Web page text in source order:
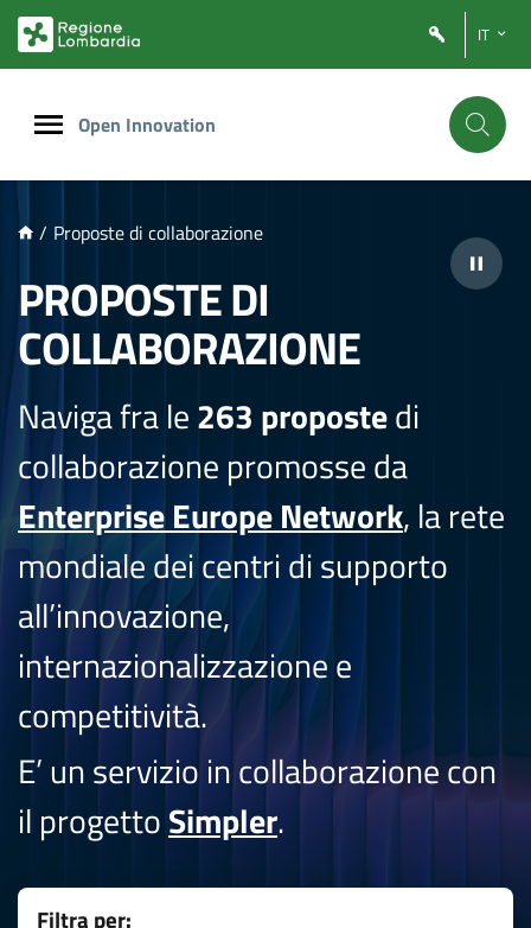
PRINCIPALE
IT
Open Innovation
/ Proposte di collaborazione
PROPOSTE DI
COLLABORAZIONE
Naviga fra le263 propostedi
collaborazione promosse da
Enterprise Europe Network, la rete
mondiale dei centri di supporto
all’innovazione,
internazionalizzazione e
competitività.
E’ un servizio in collaborazione con
il progettoSimpler.
Filtra per: